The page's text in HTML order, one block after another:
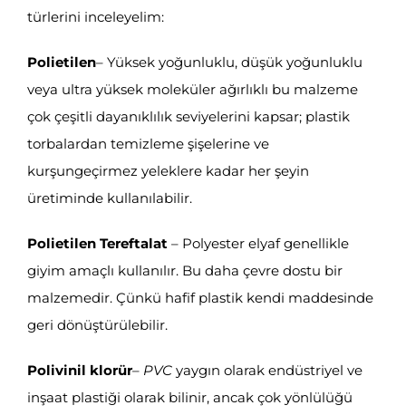
türlerini inceleyelim:
Polietilen– Yüksek yoğunluklu, düşük yoğunluklu
veya ultra yüksek moleküler ağırlıklı bu malzeme
çok çeşitli dayanıklılık seviyelerini kapsar; plastik
torbalardan temizleme şişelerine ve
kurşungeçirmez yeleklere kadar her şeyin
üretiminde kullanılabilir.
Polietilen Tereftalat– Polyester elyaf genellikle
giyim amaçlı kullanılır. Bu daha çevre dostu bir
malzemedir. Çünkü hafif plastik kendi maddesinde
geri dönüştürülebilir.
Polivinil klorür– PVC yaygın olarak endüstriyel ve
inşaat plastiği olarak bilinir, ancak çok yönlülüğü